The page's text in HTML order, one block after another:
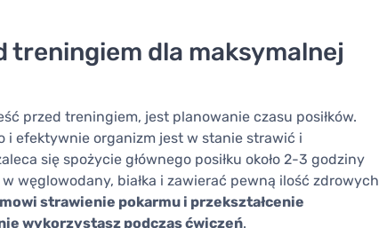
treningiem dla maksymalnej
przed treningiem, jest planowanie czasu posiłków.
i efektywnie organizm jest w stanie strawić i
się spożycie głównego posiłku około 2-3 godziny
węglowodany, białka i zawierać pewną ilość zdrowych
strawienie pokarmu i przekształcenie
wykorzystasz podczas ćwiczeń.